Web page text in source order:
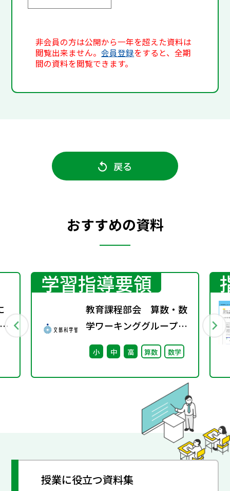
非会員の方は公開から一年を超えた資料は
閲覧出来ません。会員登録をすると、全期
間の資料を閲覧できます。
戻る
おすすめの資料
学習指導要領
教育課程部会 算数・数
学ワーキンググループ
（第7回） 配付資料
※理科ワーキンググルー
プ（第6回）と合同開催
小 中 高 算数 数学
授業に役立つ資料集